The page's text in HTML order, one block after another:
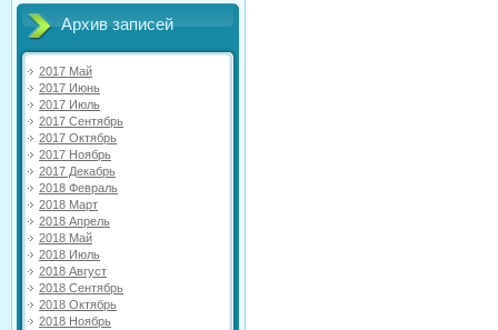
Архив записей
2017 Май
2017 Июнь
2017 Июль
2017 Сентябрь
2017 Октябрь
2017 Ноябрь
2017 Декабрь
2018 Февраль
2018 Март
2018 Апрель
2018 Май
2018 Июль
2018 Август
2018 Сентябрь
2018 Октябрь
2018 Ноябрь